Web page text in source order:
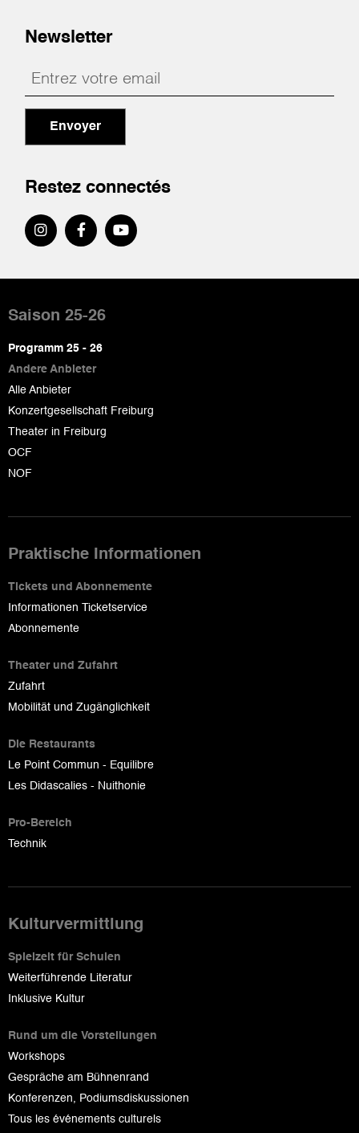
Newsletter
Envoyer
Restez connectés
de
page
Saison 25-26
Programm 25 - 26
Andere Anbieter
Alle Anbieter
Konzertgesellschaft Freiburg
Theater in Freiburg
OCF
NOF
Praktische Informationen
Tickets und Abonnemente
Informationen Ticketservice
Abonnemente
Theater und Zufahrt
Zufahrt
Mobilität und Zugänglichkeit
Die Restaurants
Le Point Commun - Equilibre
Les Didascalies - Nuithonie
Pro-Bereich
Technik
Kulturvermittlung
Spielzeit für Schulen
Weiterführende Literatur
Inklusive Kultur
Rund um die Vorstellungen
Workshops
Gespräche am Bühnenrand
Konferenzen, Podiumsdiskussionen
Tous les événements culturels